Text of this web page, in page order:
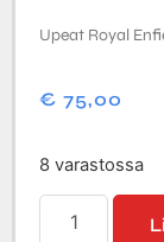
Upeat Royal
€ 75,00
8 varastossa